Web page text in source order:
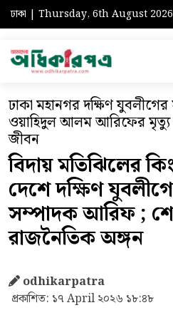
ঢাকা | Thursday, 6th August
ঢাকা মহানগর দক্ষিণ
ওয়াহিদুল আলম আরিফের মৃত্যু
জীবন
বিদায় মতিঝিলের
দেশে দক্ষিণ
সম্পাদক আরিফ ;
রাজনৈতিক অঙ্গন
odhikarpatra
প্রকাশিত: ১৭ April ২০২৬ ১৮:৪৮